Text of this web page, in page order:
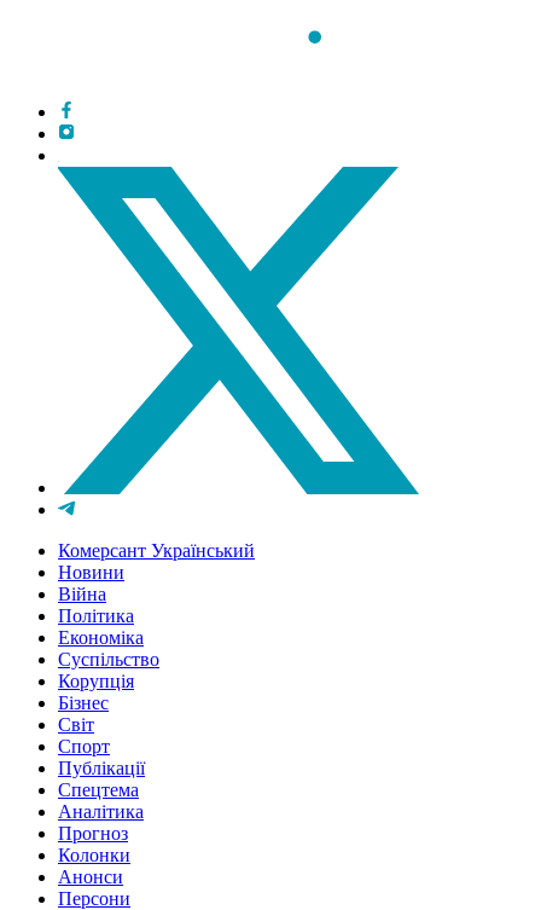
Комерсант Український
Новини
Війна
Політика
Економіка
Суспільство
Корупція
Бізнес
Світ
Спорт
Публікації
Спецтема
Аналітика
Прогноз
Колонки
Анонси
Персони